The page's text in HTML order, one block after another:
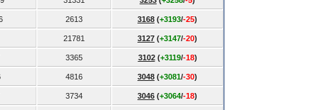
2613 3168 (+3193/-25)
21781 3127 (+3147/-20)
3365 3102(+3119/-18)
4816 3048 (+3081/-30)
3734 3046 (+3064/-18)